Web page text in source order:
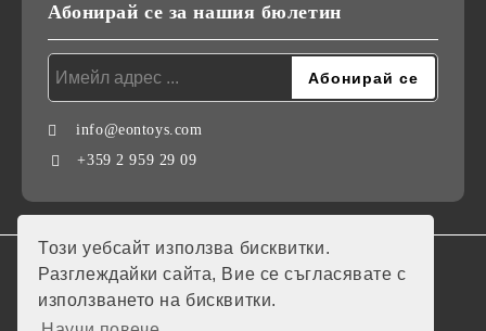
Този уебсайт използва бисквитки.
Разглеждайки сайта, Вие се съгласявате с
използването на бисквитки.
Абонирай се за нашия бюлетин
info@eontoys.com
+359 2 959 29 09
GDPR
Нашият онлайн магазин е 100% съобразен с GDPR.